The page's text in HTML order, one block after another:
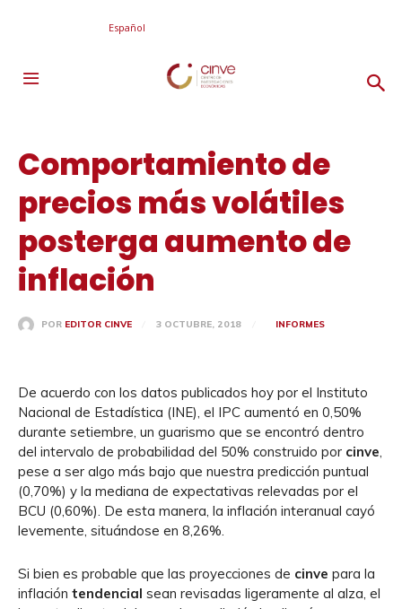
Español
Comportamiento de
precios más volátiles
posterga aumento de
inflación
POR EDITOR CINVE 3 OCTUBRE, 2018 INFORMES
De acuerdo con los datos publicados hoy por el Instituto
Nacional de Estadística (INE), el IPC aumentó en 0,50%
durante setiembre, un guarismo que se encontró dentro
del intervalo de probabilidad del 50% construido por cinve,
pese a ser algo más bajo que nuestra predicción puntual
(0,70%) y la mediana de expectativas relevadas por el
BCU (0,60%). De esta manera, la inflación interanual cayó
levemente, situándose en 8,26%.
Si bien es probable que las proyecciones de cinve para la
inflación tendencial sean revisadas ligeramente al alza, el